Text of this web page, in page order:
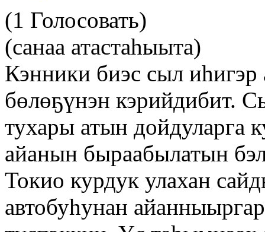
(1 Голосовать)
(санаа атастаһыыта)
Кэнники биэс сыл иһигэр
бөлөҕүнэн кэрийдибит.
тухары атын дойдуларга
айанын быраабылатын
Токио курдук улахан
автобуһунан